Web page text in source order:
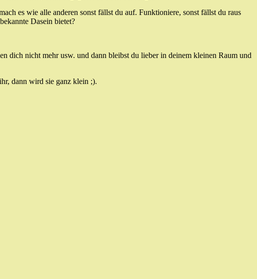
es wie alle anderen sonst fällst du auf. Funktioniere, sonst fällst du raus
Dasein bietet?
dich nicht mehr usw. und dann bleibst du lieber in deinem kleinen Raum und
dann wird sie ganz klein ;).